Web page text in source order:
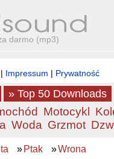
darmo (mp3)
| Impressum | Prywatność
» Top 50 Downloads
Motocykl
Woda Grzmot
» Ptak »Wrona